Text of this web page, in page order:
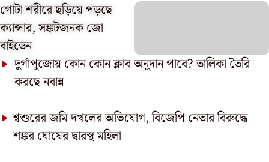
গোটা শরীরে ছড়িয়ে পড়ছে
ক্যান্সার, সঙ্কটজনক জো
বাইডেন
দুর্গাপুজোয় কোন কোন ক্লাব অনুদান পাবে? তালিকা তৈরি
করছে নবান্ন
শ্বশুরের জমি দখলের অভিযোগ, বিজেপি নেতার বিরুদ্ধে
শঙ্কর ঘোষের দ্বারস্থ মহিলা